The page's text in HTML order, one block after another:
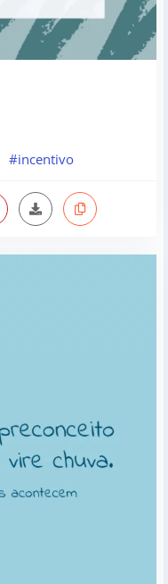
#incentivo